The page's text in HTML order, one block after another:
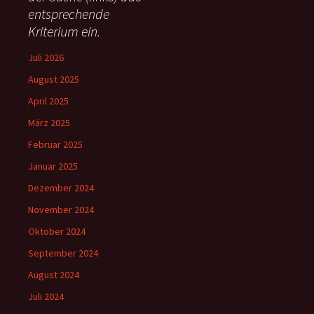
:entsprechende
Kriterium ein.
Juli 2026
August 2025
April 2025
März 2025
Februar 2025
Januar 2025
Dezember 2024
November 2024
Oktober 2024
September 2024
August 2024
Juli 2024